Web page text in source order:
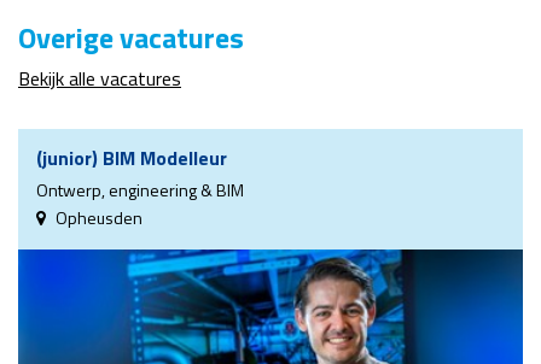
Overige vacatures
Bekijk alle vacatures
(junior) BIM Modelleur
Ontwerp, engineering & BIM
Opheusden